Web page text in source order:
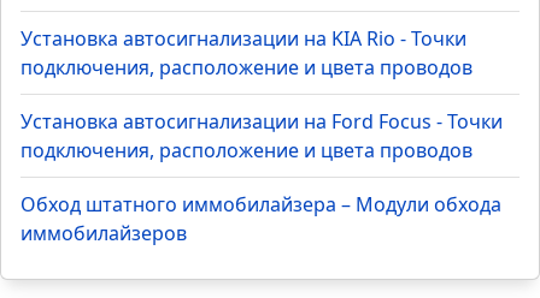
Установка автосигнализации на KIA Rio - Точки
подключения, расположение и цвета проводов
Установка автосигнализации на Ford Focus - Точки
подключения, расположение и цвета проводов
Обход штатного иммобилайзера – Модули обхода
иммобилайзеров